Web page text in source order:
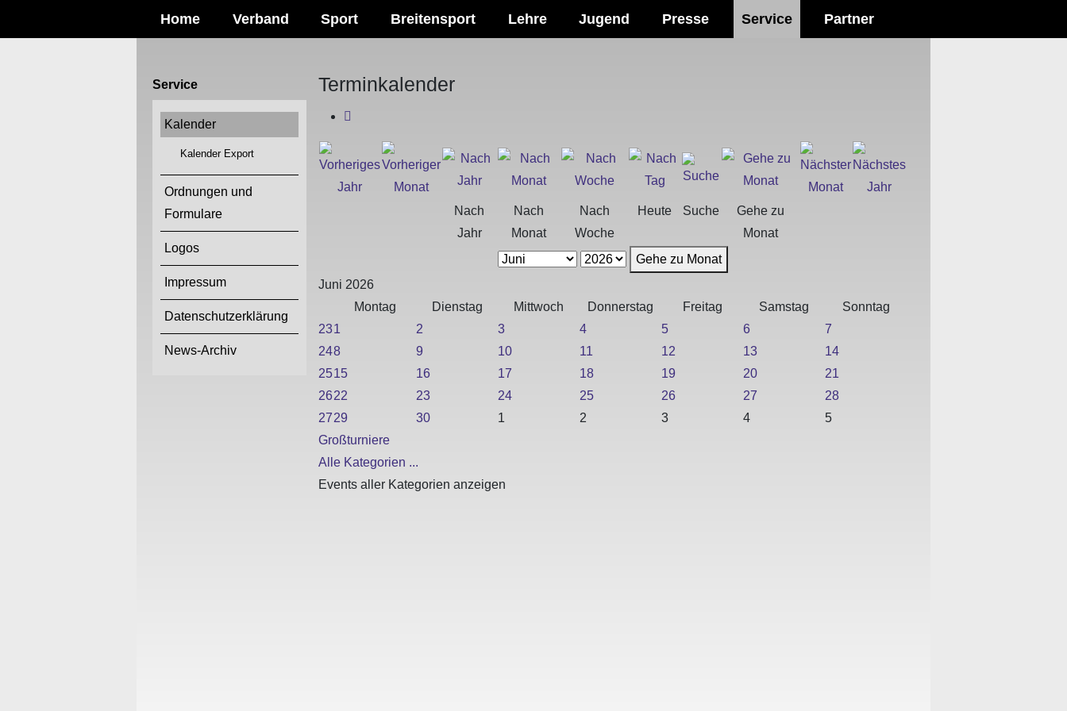
Home Verband Sport Breitensport Lehre Jugend Presse Service Partner
Service
Kalender
Kalender Export
Ordnungen und
Formulare
Logos
Impressum
Datenschutzerklärung
News-Archiv
Terminkalender
Nach
Jahr
Nach
Monat
Nach
Woche
Heute Suche
Gehe zu
Monat
Gehe zu Monat
Juni 2026
Montag
Dienstag Mittwoch Donnerstag Freitag Samstag
Sonntag
231 2 3 4 5 6
7
248 9 10 11 12 13
14
2515 16 17 18 19 20
21
2622 23 24 25 26 27
28
2729 30 1 2 3 4
5
Großturniere
Alle Kategorien ...
Events aller Kategorien anzeigen